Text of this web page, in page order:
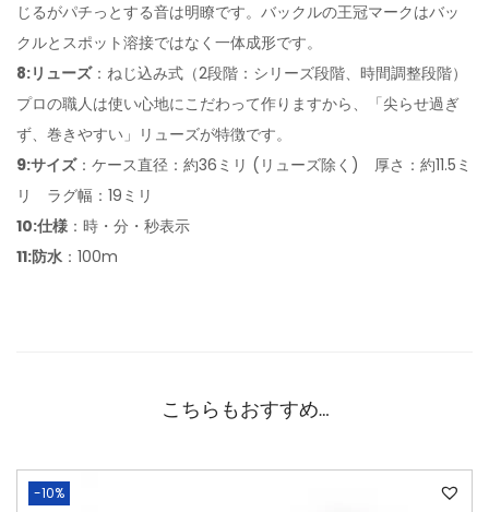
じるがパチっとする音は明瞭です。バックルの王冠マークはバッ
クルとスポット溶接ではなく一体成形です。
8:リューズ：ねじ込み式（2段階：シリーズ段階、時間調整段階）
プロの職人は使い心地にこだわって作りますから、「尖らせ過ぎ
ず、巻きやすい」リューズが特徴です。
9:サイズ：ケース直径：約36ミリ (リューズ除く) 厚さ：約11.5ミ
リ ラグ幅：19ミリ
10:仕様 ：時・分・秒表示
11:防水 ：100m
こちらもおすすめ…
-10%